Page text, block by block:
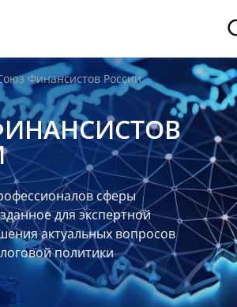
Финансистов России
сферы
для экспертной
актуальных вопросов
политики